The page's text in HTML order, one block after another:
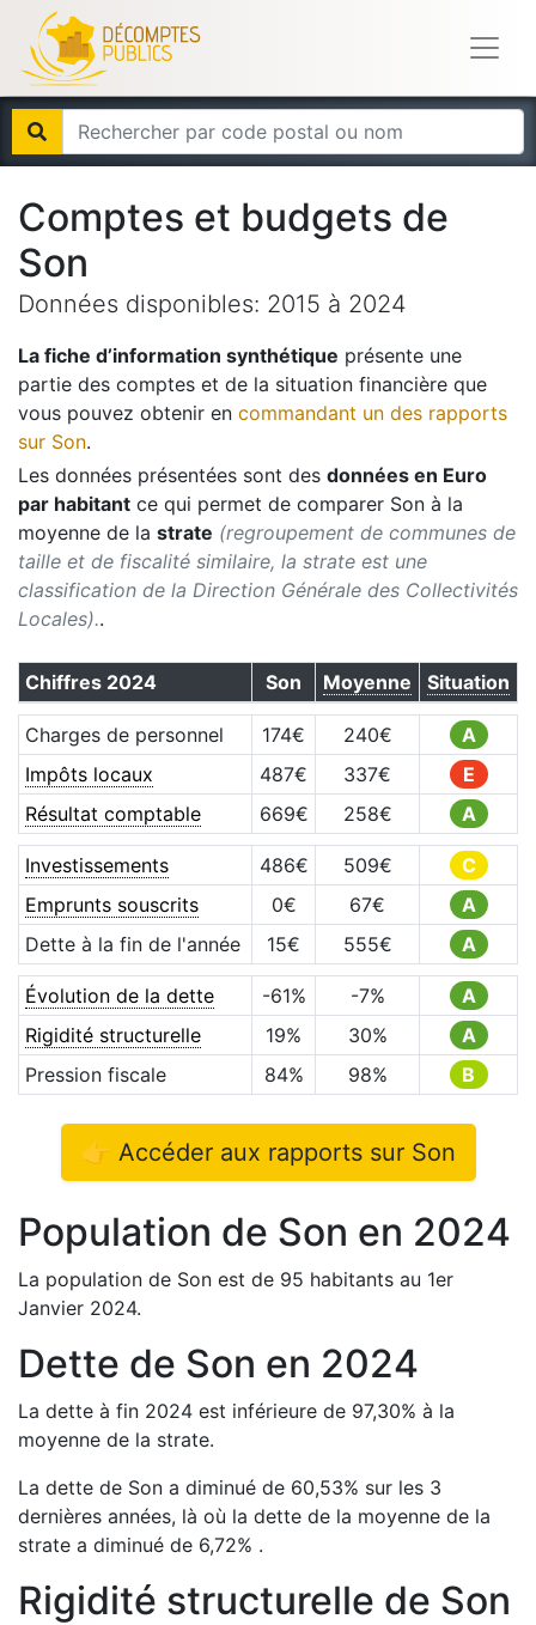
Comptes et budgets de
Son
Données disponibles: 2015 à 2024
La fiche d’information synthétique présente une
partie des comptes et de la situation financière que
vous pouvez obtenir en commandant un des rapports
sur Son.
Les données présentées sont des données en Euro
par habitant ce qui permet de comparer Son à la
moyenne de la strate (regroupement de communes de
taille et de fiscalité similaire, la strate est une
classification de la Direction Générale des Collectivités
Locales)..
Chiffres 2024 Son Moyenne Situation
Charges de personnel 174€ 240€
A
Impôts locaux
487€ 337€
E
Résultat comptable
669€ 258€ A
Investissements 486€ 509€
C
Emprunts souscrits
0€ 67€
A
Dette à la fin de l'année
15€ 555€ A
Évolution de la dette -61% -7%
A
Rigidité structurelle
19% 30%
A
Pression fiscale
84% 98% B
👉 Accéder aux rapports sur Son
Population de Son en 2024
La population de Son est de 95 habitants au 1er
Janvier 2024.
Dette de Son en 2024
La dette à fin 2024 est inférieure de 97,30% à la
moyenne de la strate.
La dette de Son a diminué de 60,53% sur les 3
dernières années, là où la dette de la moyenne de la
strate a diminué de 6,72% .
Rigidité structurelle de Son